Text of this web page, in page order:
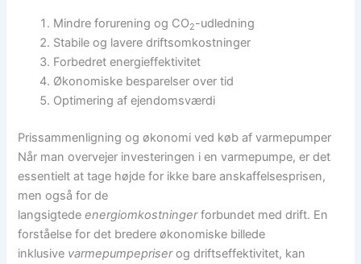
Mindre forurening og CO2-udledning
Stabile og lavere driftsomkostninger
Forbedret energieffektivitet
Økonomiske besparelser over tid
Optimering af ejendomsværdi
Prissammenligning og økonomi ved køb af varmepumper
Når man overvejer investeringen i en varmepumpe, er det
essentielt at tage højde for ikke bare anskaffelsesprisen,
men også for de
langsigtedeenergiomkostningerforbundet med drift. En
forståelse for det bredere økonomiske billede
inklusive varmepumpepriserog driftseffektivitet, kan